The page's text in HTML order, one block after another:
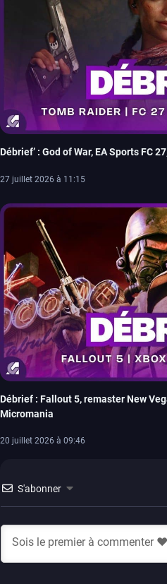
Débrief’ : God of War, EA Sports FC
27 juillet 2026 à 11:15
Débrief : Fallout 5, remaster New
Micromania
20 juillet 2026 à 09:46
S'abonner